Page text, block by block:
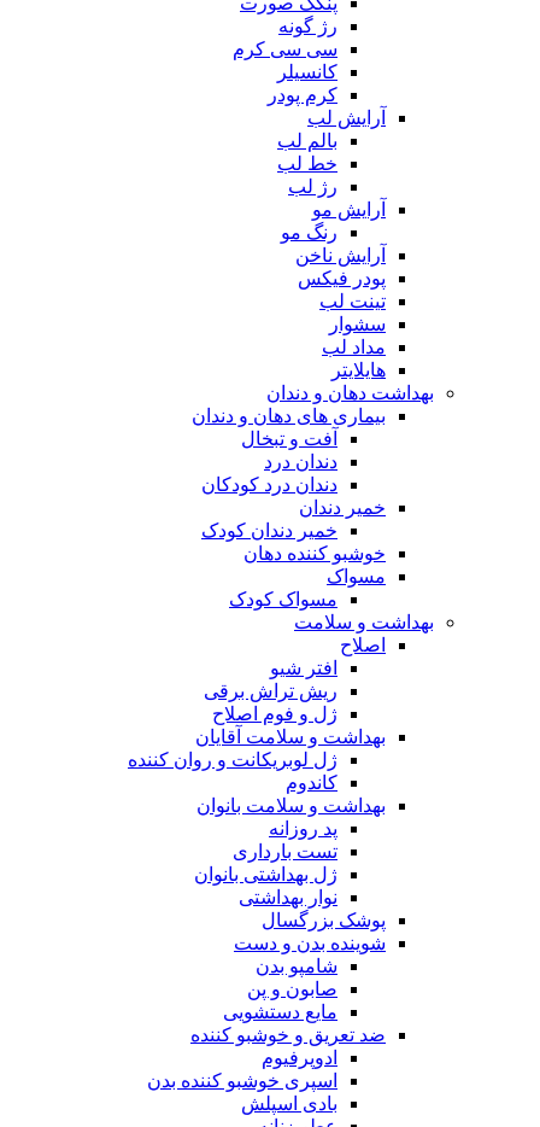
رژ گونه
سی سی کرم
کانسیلر
کرم پودر
آرایش لب
بالم لب
خط لب
رژ لب
آرایش مو
رنگ مو
آرایش ناخن
پودر فیکس
تینت لب
سشوار
مداد لب
هایلایتر
بهداشت دهان و دندان
بیماری های دهان و دندان
آفت و تبخال
دندان درد
دندان درد کودکان
خمیر دندان
خمیر دندان کودک
خوشبو کننده دهان
مسواک
مسواک کودک
بهداشت و سلامت
اصلاح
افتر شیو
ریش تراش برقی
ژل و فوم اصلاح
بهداشت و سلامت آقایان
ژل لوبریکانت و روان کننده
کاندوم
بهداشت و سلامت بانوان
پد روزانه
تست بارداری
ژل بهداشتی بانوان
نوار بهداشتی
پوشک بزرگسال
شوینده بدن و دست
شامپو بدن
صابون و پن
مایع دستشویی
ضد تعریق و خوشبو کننده
ادوپرفیوم
اسپری خوشبو کننده بدن
بادی اسپلش